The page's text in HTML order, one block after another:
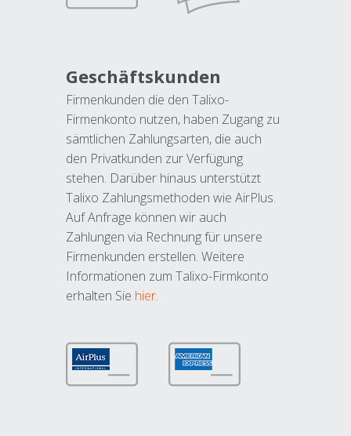
Geschäftskunden
Firmenkunden die den Talixo-
Firmenkonto nutzen, haben Zugang zu
sämtlichen Zahlungsarten, die auch
den Privatkunden zur Verfügung
stehen. Darüber hinaus unterstützt
Talixo Zahlungsmethoden wie AirPlus.
Auf Anfrage können wir auch
Zahlungen via Rechnung für unsere
Firmenkunden erstellen. Weitere
Informationen zum Talixo-Firmkonto
erhalten Sie hier.